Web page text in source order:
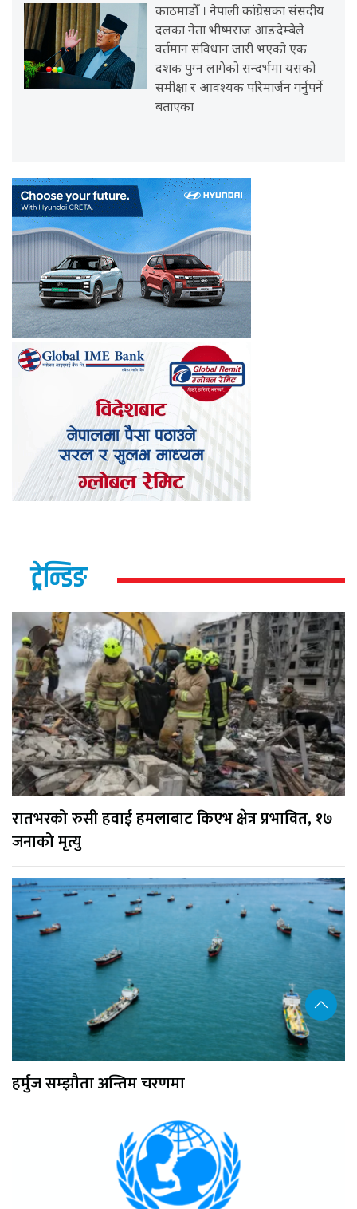
काठमाडौँ । नेपाली कांग्रेसका संसदीय
दलका नेता भीष्मराज आङदेम्बेले
वर्तमान संविधान जारी भएको एक
दशक पुग्न लागेको सन्दर्भमा यसको
समीक्षा र आवश्यक परिमार्जन गर्नुपर्ने
बताएका
ट्रेन्डिङ
रातभरको रुसी हवाई हमलाबाट किएभ क्षेत्र प्रभावित, १७
जनाको मृत्यु
हर्मुज सम्झौता अन्तिम चरणमा